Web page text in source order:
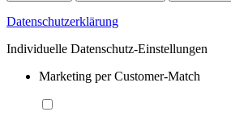
Datenschutzerklärung
Individuelle Datenschutz-Einstellungen
Marketing per Customer-Match